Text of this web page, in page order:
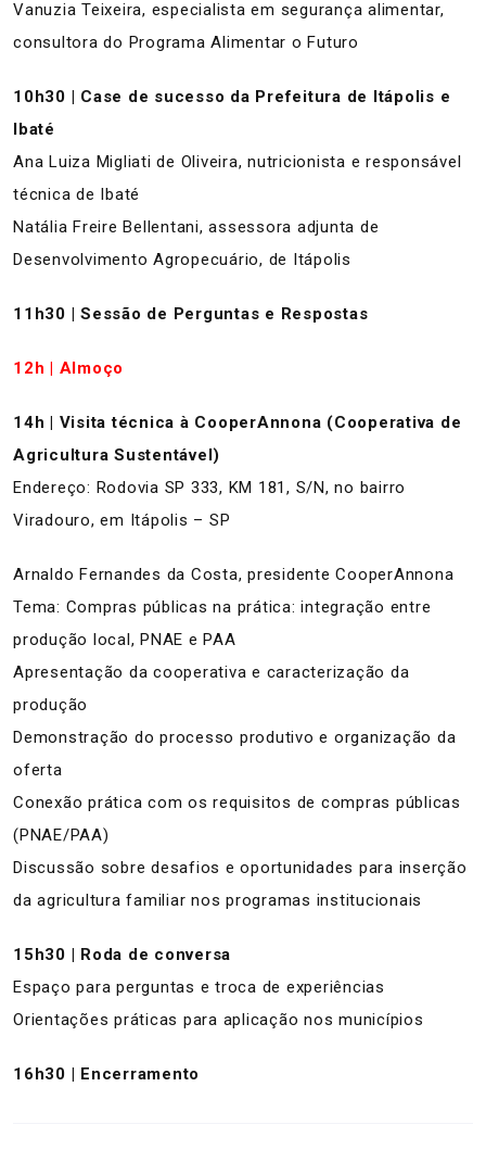
Vanuzia Teixeira, especialista em segurança alimentar,
consultora do Programa Alimentar o Futuro
10h30 | Case de sucesso da Prefeitura de Itápolis e
Ibaté
Ana Luiza Migliati de Oliveira, nutricionista e responsável
técnica de Ibaté
Natália Freire Bellentani, assessora adjunta de
Desenvolvimento Agropecuário, de Itápolis
11h30 | Sessão de Perguntas e Respostas
12h | Almoço
14h | Visita técnica à CooperAnnona (Cooperativa de
Agricultura Sustentável)
Endereço: Rodovia SP 333, KM 181, S/N, no bairro
Viradouro, em Itápolis – SP
Arnaldo Fernandes da Costa, presidente CooperAnnona
Tema: Compras públicas na prática: integração entre
produção local, PNAE e PAA
Apresentação da cooperativa e caracterização da
produção
Demonstração do processo produtivo e organização da
oferta
Conexão prática com os requisitos de compras públicas
(PNAE/PAA)
Discussão sobre desafios e oportunidades para inserção
da agricultura familiar nos programas institucionais
15h30 | Roda de conversa
Espaço para perguntas e troca de experiências
Orientações práticas para aplicação nos municípios
16h30 | Encerramento